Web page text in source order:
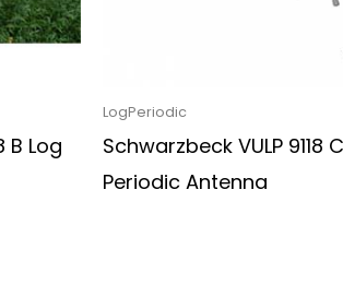
B Log
LogPeriodic
Schwarzbeck VULP 9118
Periodic Antenna